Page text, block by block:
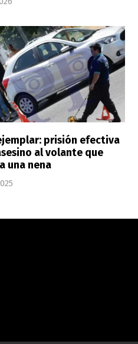
prisión efectiva
al volante que
una nena